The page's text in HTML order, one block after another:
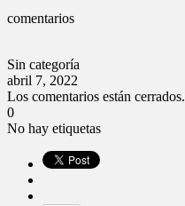
comentarios
Sin categoría
abril 7, 2022
Los comentarios están cerrados.
0
No hay etiquetas